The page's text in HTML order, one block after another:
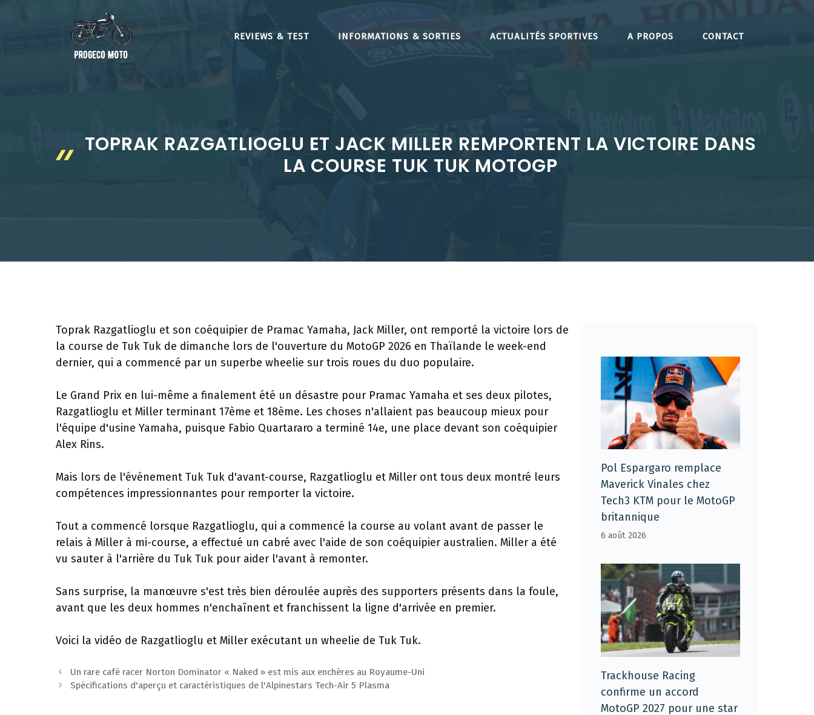
REVIEWS & TEST INFORMATIONS & SORTIES ACTUALITÉS SPORTIVES A PROPOS CONTACT
TOPRAK RAZGATLIOGLU ET JACK MILLER REMPORTENT LA VICTOIRE DANS
LA COURSE TUK TUK MOTOGP
Toprak Razgatlioglu et son coéquipier de Pramac Yamaha, Jack Miller, ont remporté la victoire lors de
la course de Tuk Tuk de dimanche lors de l'ouverture du MotoGP 2026 en Thaïlande le week-end
dernier, qui a commencé par un superbe wheelie sur trois roues du duo populaire.
Le Grand Prix en lui-même a finalement été un désastre pour Pramac Yamaha et ses deux pilotes,
Razgatlioglu et Miller terminant 17ème et 18ème. Les choses n'allaient pas beaucoup mieux pour
l'équipe d'usine Yamaha, puisque Fabio Quartararo a terminé 14e, une place devant son coéquipier
Alex Rins.
Mais lors de l'événement Tuk Tuk d'avant-course, Razgatlioglu et Miller ont tous deux montré leurs
compétences impressionnantes pour remporter la victoire.
Tout a commencé lorsque Razgatlioglu, qui a commencé la course au volant avant de passer le
relais à Miller à mi-course, a effectué un cabré avec l'aide de son coéquipier australien. Miller a été
vu sauter à l'arrière du Tuk Tuk pour aider l'avant à remonter.
Sans surprise, la manœuvre s'est très bien déroulée auprès des supporters présents dans la foule,
avant que les deux hommes n'enchaînent et franchissent la ligne d'arrivée en premier.
Voici la vidéo de Razgatlioglu et Miller exécutant un wheelie de Tuk Tuk.
Navigation
des
Un rare café racer Norton Dominator « Naked » est mis aux enchères au Royaume-Uni
Spécifications d'aperçu et caractéristiques de l'Alpinestars Tech-Air 5 Plasma
Pol Espargaro remplace
Maverick Vinales chez
Tech3 KTM pour le MotoGP
britannique
6 août 2026
Trackhouse Racing
confirme un accord
MotoGP 2027 pour une star